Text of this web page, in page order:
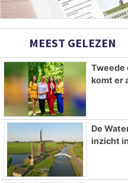
MEEST GELEZEN
Tweede
komt er
De
inzicht